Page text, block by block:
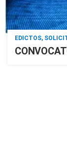
EDICTOS,